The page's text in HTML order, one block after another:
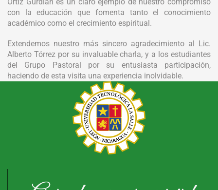
Ortiz Gurdian es un claro ejemplo de nuestro compromiso
con la educación que fomenta tanto el conocimiento
académico como el crecimiento espiritual.
Extendemos nuestro más sincero agradecimiento al Lic.
Alberto Tórrez por su invaluable charla, y a los estudiantes
del Grupo Pastoral por su entusiasta participación,
haciendo de esta visita una experiencia inolvidable.